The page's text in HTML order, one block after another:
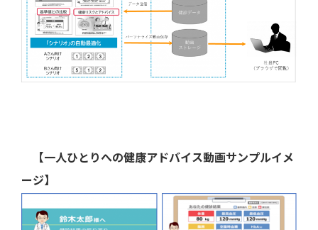
【一人ひとりへの健康アドバイス動画サンプルイメ
ージ】